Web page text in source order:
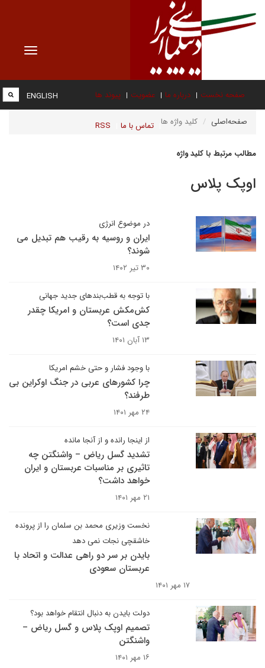
Toggle
صفحه نخست درباره ما عضویت پیوند ها
تماس با ما RSS
ENGLISH
صفحه‌اصلی کلید واژه ها
مطالب مرتبط با کلید واژه
اوپک پلاس
در موضوع انرژی
ایران و روسیه به رقیب هم تبدیل می
شوند؟
۳۰ تیر ۱۴۰۲
با توجه به قطب‌بندهای جدید جهانی
کش‌مکش عربستان و امریکا چقدر
جدی است؟
۱۳ آبان ۱۴۰۱
با وجود فشار و حتی خشم امریکا
چرا کشورهای عربی در جنگ اوکراین بی
طرفند؟
۲۴ مهر ۱۴۰۱
از اینجا رانده و از آنجا مانده
تشدید گسل ریاض – واشنگتن چه
تاثیری بر مناسبات عربستان و ایران
خواهد داشت؟
۲۱ مهر ۱۴۰۱
نخست وزیری محمد بن سلمان را از پرونده
خاشقچی نجات نمی دهد
بایدن بر سر دو راهی عدالت و اتحاد با
عربستان سعودی
۱۷ مهر ۱۴۰۱
دولت بایدن به دنبال انتقام خواهد بود؟
تصمیم اوپک پلاس و گسل ریاض –
واشنگتن
۱۶ مهر ۱۴۰۱